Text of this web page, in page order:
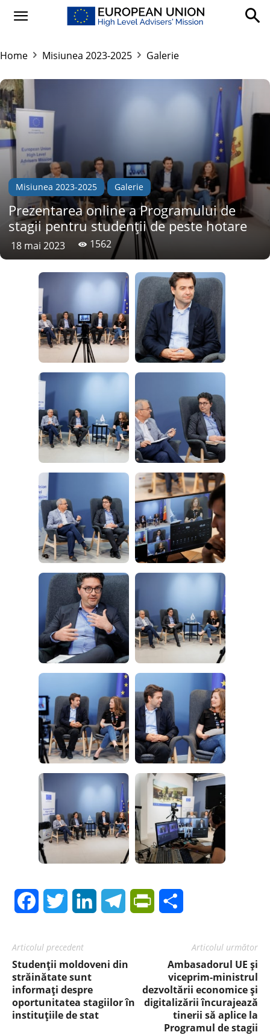
Home Misiunea 2023-2025 Galerie
Misiunea 2023-2025 Galerie
Prezentarea online a Programului de
stagii pentru studenții de peste hotare
18 mai 2023 1562
FacebookTwitter LinkedInTelegramPrintFriendly
Articolul precedent
Studenții moldoveni din
străinătate sunt
informați despre
oportunitatea stagiilor în
instituțiile de stat
Articolul următor
Ambasadorul UE și
viceprim-ministrul
dezvoltării economice și
digitalizării încurajează
tinerii să aplice la
Programul de stagii